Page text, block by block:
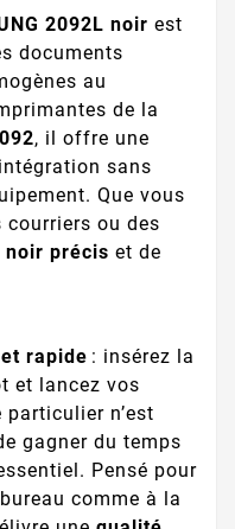
2092L noir est
documents
au
de la
, il offre une
sans
Que vous
courriers ou des
noir précis et de
rapide : insérez la
et lancez vos
n’est
gagner du temps
Pensé pour
comme à la